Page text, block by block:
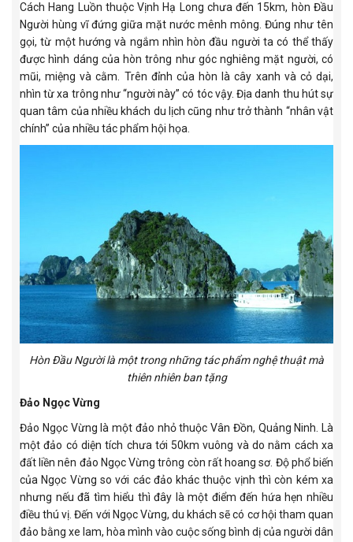
Cách Hang Luồn thuộc Vịnh Hạ Long chưa đến 15km, hòn Đầu
Người hùng vĩ đứng giữa mặt nước mênh mông. Đúng như tên
gọi, từ một hướng và ngắm nhìn hòn đầu người ta có thể thấy
được hình dáng của hòn trông như góc nghiêng mặt người, có
mũi, miệng và cằm. Trên đỉnh của hòn là cây xanh và cỏ dại,
nhìn từ xa trông như “người này” có tóc vậy. Địa danh thu hút sự
quan tâm của nhiều khách du lịch cũng như trở thành “nhân vật
chính” của nhiều tác phẩm hội họa.
Hòn Đầu Người là một trong những tác phẩm nghệ thuật mà
thiên nhiên ban tặng
Đảo Ngọc Vừng
Đảo Ngọc Vừng là một đảo nhỏ thuộc Vân Đồn, Quảng Ninh. Là
một đảo có diện tích chưa tới 50km vuông và do nằm cách xa
đất liền nên đảo Ngọc Vừng trông còn rất hoang sơ. Độ phổ biến
của Ngọc Vừng so với các đảo khác thuộc vịnh thì còn kém xa
nhưng nếu đã tìm hiểu thì đây là một điểm đến hứa hẹn nhiều
điều thú vị. Đến với Ngọc Vừng, du khách sẽ có cơ hội tham quan
đảo bằng xe lam, hòa mình vào cuộc sống bình dị của người dân